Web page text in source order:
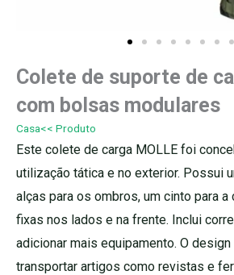
Colete de suporte de
com bolsas modulares
Casa<< Produto
Este colete de carga MOLLE foi
utilização tática e no exterior. Possui
alças para os ombros, um cinto para a
fixas nos lados e na frente. Inclui
adicionar mais equipamento. O
transportar artigos como revistas e